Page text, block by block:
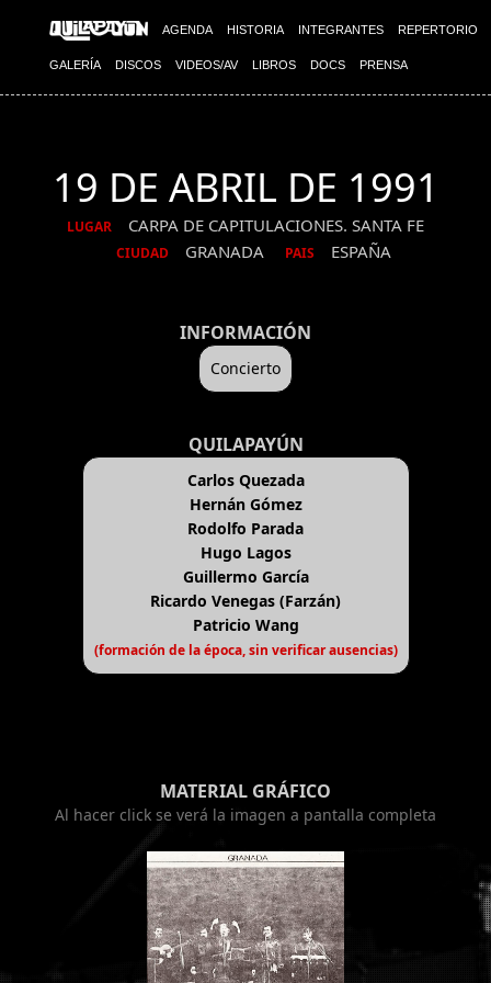
AGENDA HISTORIA INTEGRANTES REPERTORIO
GALERÍA DISCOS VIDEOS/AV LIBROS DOCS PRENSA
19 DE ABRIL DE 1991
LUGAR CARPA DE CAPITULACIONES. SANTA FE
CIUDAD GRANADA PAIS ESPAÑA
INFORMACIÓN
Concierto
QUILAPAYÚN
Carlos Quezada
Hernán Gómez
Rodolfo Parada
Hugo Lagos
Guillermo García
Ricardo Venegas (Farzán)
Patricio Wang
(formación de la época, sin verificar ausencias)
MATERIAL GRÁFICO
Al hacer click se verá la imagen a pantalla completa